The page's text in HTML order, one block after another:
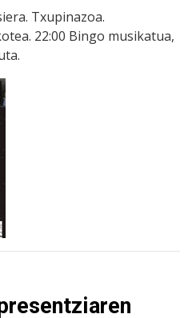
Txupinazoa.
22:00 Bingo musikatua,